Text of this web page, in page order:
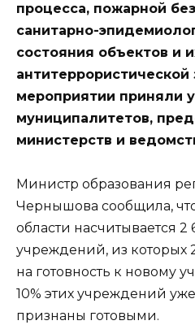
процесса, пожарной
санитарно-
состояния объектов и
мероприятии приняли
муниципалитетов,
министерств и
Министр образования
Чернышова сообщила,
области насчитывается 2
учреждений, из которых
на готовность к новому
10% этих учреждений
признаны готовыми.